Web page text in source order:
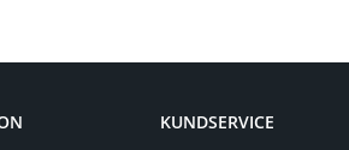
KUNDSERVICE